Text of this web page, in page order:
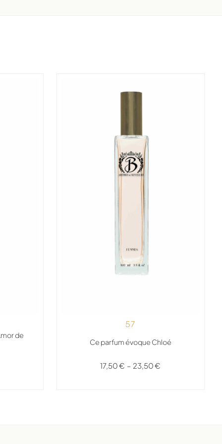
de
57
Ce parfum évoque Chloé
17,50€ – 23,50€